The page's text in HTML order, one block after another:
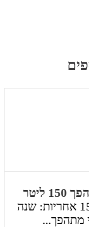
הספק: 15KW-380V אחריות: שנה